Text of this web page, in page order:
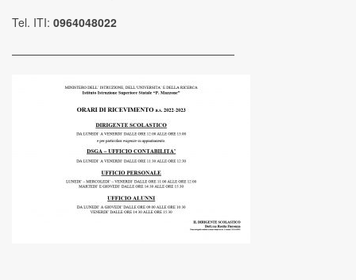
Tel. ITI: 0964048022
————————————————————